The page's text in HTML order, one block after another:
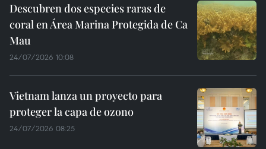
Descubren dos especies raras de
coral en Área Marina Protegida de Ca
Mau
24/07/2026 10:08
Vietnam lanza un proyecto para
proteger la capa de ozono
24/07/2026 08:25